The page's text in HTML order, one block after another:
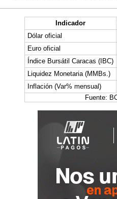
Indicador
Dólar oficial
Euro oficial
Índice Bursátil Caracas (IBC)
Liquidez Monetaria (MMBs.)
Inflación (Var% mensual)
Fuente: